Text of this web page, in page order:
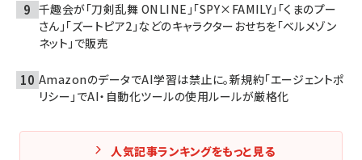
千趣会が「刀剣乱舞 ONLINE」「SPY×FAMILY」「くまのプー
さん」「ズートピア2」などのキャラクターおせちを「ベルメゾン
ネット」で販売
AmazonのデータでAI学習は禁止に。新規約「エージェントポ
リシー」でAI・自動化ツールの使用ルールが厳格化
人気記事ランキングをもっと見る